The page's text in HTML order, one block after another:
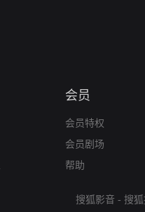
会员
会员特权
会员剧场
帮助
搜狐影音 - 搜